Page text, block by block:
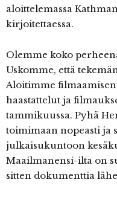
aloittelemassa
kirjoitettaessa.
Olemme koko
Uskomme, että
Aloitimme
haastattelut ja
tammikuussa. Pyhä
toimimaan nopeasti ja
julkaisukuntoon
Maailmanensi-ilta on
sitten dokumenttia